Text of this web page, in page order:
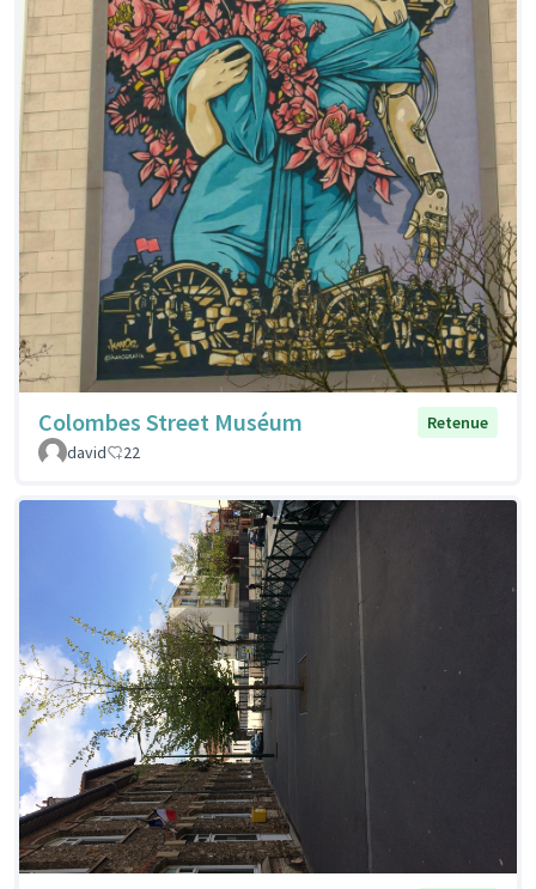
Colombes Street Muséum
Retenue
david
22